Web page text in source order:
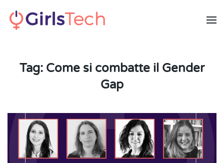
Skip to main content
Tag: Come si combatte il Gender
Gap